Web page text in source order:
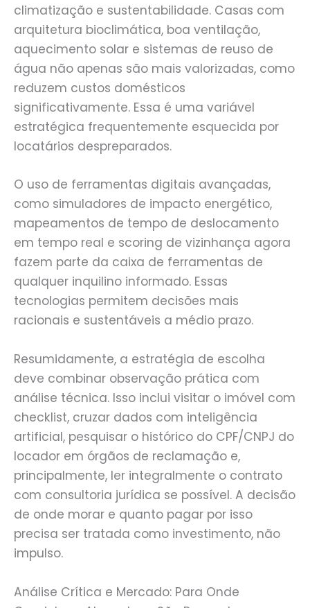
climatização e sustentabilidade. Casas com
arquitetura bioclimática, boa ventilação,
aquecimento solar e sistemas de reuso de
água não apenas são mais valorizadas, como
reduzem custos domésticos
significativamente. Essa é uma variável
estratégica frequentemente esquecida por
locatários despreparados.
O uso de ferramentas digitais avançadas,
como simuladores de impacto energético,
mapeamentos de tempo de deslocamento
em tempo real e scoring de vizinhança agora
fazem parte da caixa de ferramentas de
qualquer inquilino informado. Essas
tecnologias permitem decisões mais
racionais e sustentáveis a médio prazo.
Resumidamente, a estratégia de escolha
deve combinar observação prática com
análise técnica. Isso inclui visitar o imóvel com
checklist, cruzar dados com inteligência
artificial, pesquisar o histórico do CPF/CNPJ do
locador em órgãos de reclamação e,
principalmente, ler integralmente o contrato
com consultoria jurídica se possível. A decisão
de onde morar e quanto pagar por isso
precisa ser tratada como investimento, não
impulso.
Análise Crítica e Mercado: Para Onde